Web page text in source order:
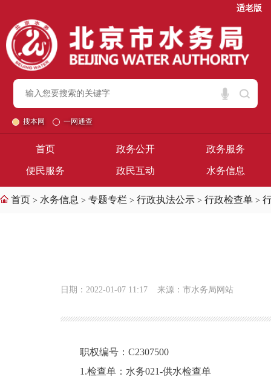
适老版
搜本网 一网通查
首页 政务公开 政务服务
便民服务 政民互动 水务信息
首页 > 水务信息 > 专题专栏 > 行政执法公示 > 行政检查单 >
日期：2022-01-07 11:17 来源：市水务局网站
职权编号：C2307500
1.检查单：水务021-供水检查单